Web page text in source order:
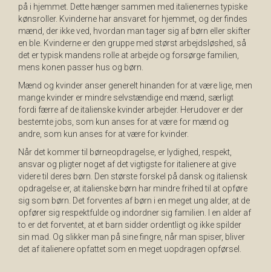
på i hjemmet. Dette hænger sammen med italienernes typiske
kønsroller. Kvinderne har ansvaret for hjemmet, og der findes
mænd, der ikke ved, hvordan man tager sig af børn eller skifter
en ble. Kvinderne er den gruppe med størst arbejdsløshed, så
det er typisk mandens rolle at arbejde og forsørge familien,
mens konen passer hus og børn.
Mænd og kvinder anser generelt hinanden for at være lige, men
mange kvinder er mindre selvstændige end mænd, særligt
fordi færre af de italienske kvinder arbejder. Herudover er der
bestemte jobs, som kun anses for at være for mænd og
andre, som kun anses for at være for kvinder.
Når det kommer til børneopdragelse, er lydighed, respekt,
ansvar og pligter noget af det vigtigste for italienere at give
videre til deres børn. Den største forskel på dansk og italiensk
opdragelse er, at italienske børn har mindre frihed til at opføre
sig som børn. Det forventes af børn i en meget ung alder, at de
opfører sig respektfulde og indordner sig familien. I en alder af
to er det forventet, at et barn sidder ordentligt og ikke spilder
sin mad. Og slikker man på sine fingre, når man spiser, bliver
det af italienere opfattet som en meget uopdragen opførsel.